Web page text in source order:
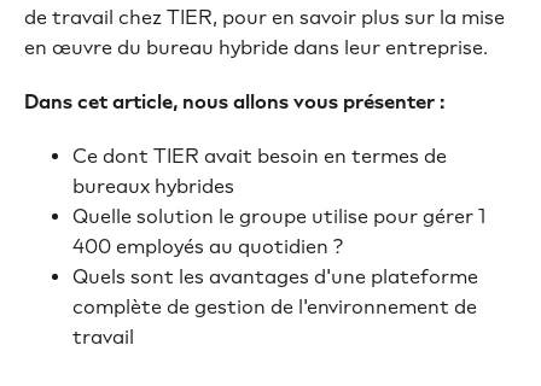
de travail chez TIER, pour en savoir plus sur la mise
en œuvre du bureau hybride dans leur entreprise.
Dans cet article, nous allons vous présenter :
Ce dont TIER avait besoin en termes de
bureaux hybrides
Quelle solution le groupe utilise pour gérer 1
400 employés au quotidien ?
Quels sont les avantages d'une plateforme
complète de gestion de l'environnement de
travail